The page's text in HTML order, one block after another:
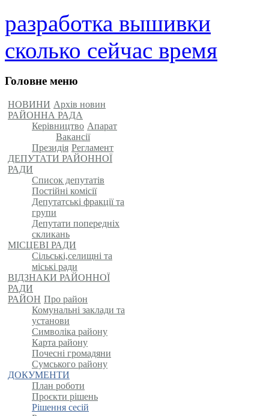
разработка вышивки
сколько сейчас время
Головне меню
НОВИНИ Архів новин
РАЙОННА РАДА
Керівництво Апарат
Вакансії
Президія Регламент
ДЕПУТАТИ РАЙОННОЇ
РАДИ
Список депутатів
Постійні комісії
Депутатські фракції та
групи
Депутати попередніх
скликань
МІСЦЕВІ РАДИ
Сільські,селищні та
міські ради
ВІДЗНАКИ РАЙОННОЇ
РАДИ
РАЙОН Про район
Комунальні заклади та
установи
Символіка району
Карта району
Почесні громадяни
Сумського району
ДОКУМЕНТИ
План роботи
Проєкти рішень
Рішення сесій